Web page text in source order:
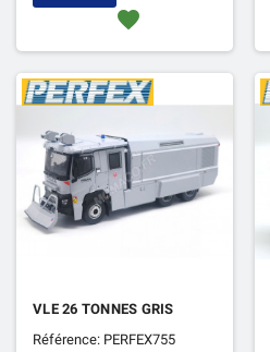
favorite
VLE 26 TONNES GRIS
Référence: PERFEX755